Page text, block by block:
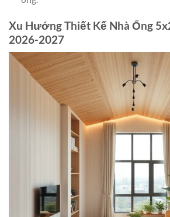
Xu Hướng Thiết Kế Nhà Ống
2026-2027